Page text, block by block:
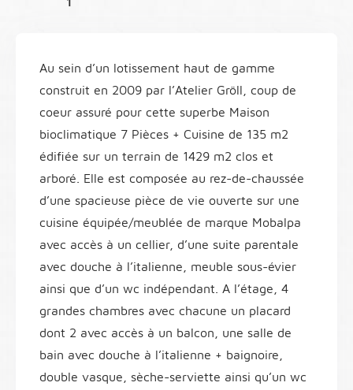
Au sein d’un lotissement haut de gamme
construit en 2009 par l’Atelier Gröll, coup de
coeur assuré pour cette superbe Maison
bioclimatique 7 Pièces + Cuisine de 135 m2
édifiée sur un terrain de 1429 m2 clos et
arboré. Elle est composée au rez-de-chaussée
d’une spacieuse pièce de vie ouverte sur une
cuisine équipée/meublée de marque Mobalpa
avec accès à un cellier, d’une suite parentale
avec douche à l’italienne, meuble sous-évier
ainsi que d’un wc indépendant. A l’étage, 4
grandes chambres avec chacune un placard
dont 2 avec accès à un balcon, une salle de
bain avec douche à l’italienne + baignoire,
double vasque, sèche-serviette ainsi qu’un wc